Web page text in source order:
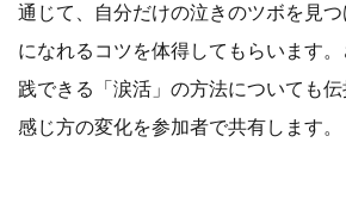
通じて、自分だけの泣きのツボを見
になれるコツを体得してもらいます
践できる「涙活」の方法についても
感じ方の変化を参加者で共有します。